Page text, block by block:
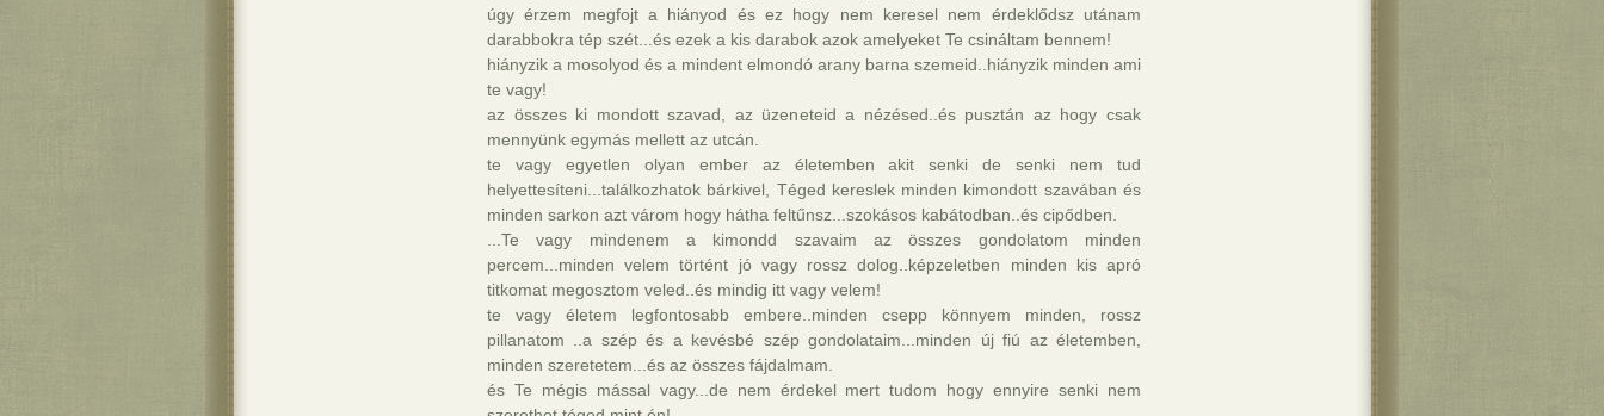
úgy érzem megfojt a hiányod és ez hogy nem keresel nem érdeklődsz utánam
darabbokra tép szét...és ezek a kis darabok azok amelyeket Te csináltam bennem!
hiányzik a mosolyod és a mindent elmondó arany barna szemeid..hiányzik minden ami
te vagy!
az összes ki mondott szavad, az üzeneteid a nézésed..és pusztán az hogy csak
mennyünk egymás mellett az utcán.
te vagy egyetlen olyan ember az életemben akit senki de senki nem tud
helyettesíteni...találkozhatok bárkivel, Téged kereslek minden kimondott szavában és
minden sarkon azt várom hogy hátha feltűnsz...szokásos kabátodban..és cipődben.
...Te vagy mindenem a kimondd szavaim az összes gondolatom minden
percem...minden velem történt jó vagy rossz dolog..képzeletben minden kis apró
titkomat megosztom veled..és mindig itt vagy velem!
te vagy életem legfontosabb embere..minden csepp könnyem minden, rossz
pillanatom ..a szép és a kevésbé szép gondolataim...minden új fiú az életemben,
minden szeretetem...és az összes fájdalmam.
és Te mégis mással vagy...de nem érdekel mert tudom hogy ennyire senki nem